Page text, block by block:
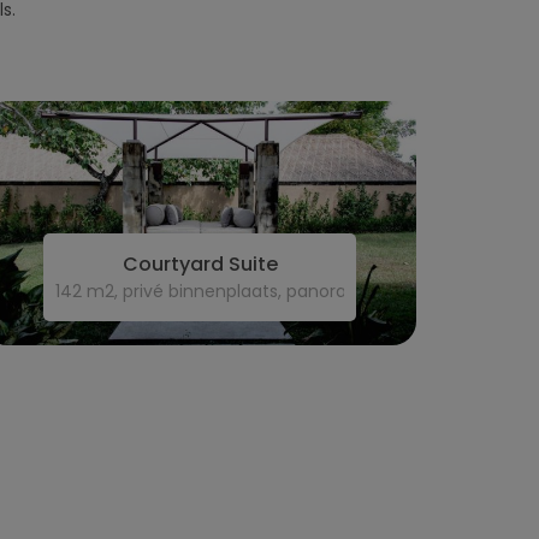
Courtyard Suite
142 m2, privé binnenplaats, panoramisch